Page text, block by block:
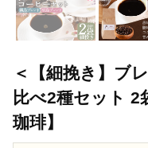
＜【細挽き】ブ
比べ2種セット 2
珈琲】